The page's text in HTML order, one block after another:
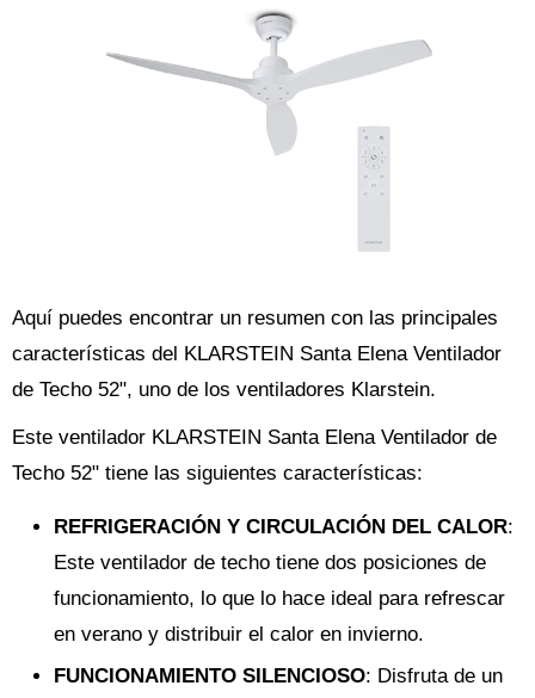
Aquí puedes encontrar un resumen con las principales
características del KLARSTEIN Santa Elena Ventilador
de Techo 52", uno de los ventiladores Klarstein.
Este ventilador KLARSTEIN Santa Elena Ventilador de
Techo 52" tiene las siguientes características:
REFRIGERACIÓN Y CIRCULACIÓN DEL CALOR:
Este ventilador de techo tiene dos posiciones de
funcionamiento, lo que lo hace ideal para refrescar
en verano y distribuir el calor en invierno.
FUNCIONAMIENTO SILENCIOSO: Disfruta de un